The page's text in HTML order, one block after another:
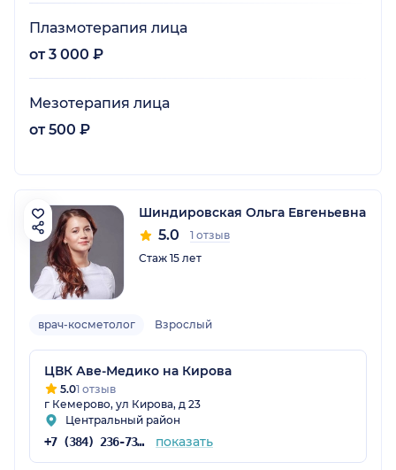
Плазмотерапия лица
от 3 000 ₽
Мезотерапия лица
от 500 ₽
Шиндировская Ольга Евгеньевна
5.0
1 отзыв
Стаж 15 лет
врач-косметолог Взрослый
ЦВК Аве-Медико на Кирова
5.01 отзыв
г Кемерово, ул Кирова, д 23
Центральный район
+7 (384) 236-73-89 показать